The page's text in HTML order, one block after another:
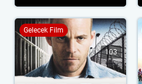
Gelecek Film
103